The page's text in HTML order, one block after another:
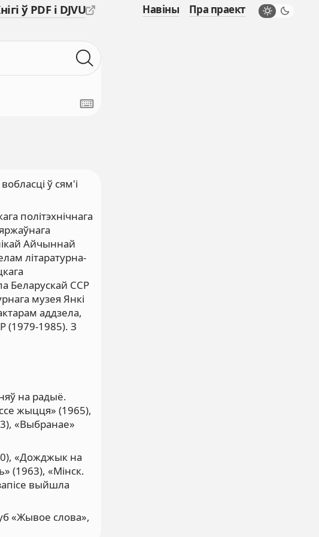
ў PDF і DJVU Навіны Пра праект
ў сям'і
політэхнічнага
Айчыннай
літаратурна-
Беларускай ССР
музея Янкі
аддзела,
(1979-1985). З
на радыё.
жыцця» (1965),
«Выбранае»
«Дожджык на
(1963), «Мінск.
выйшла
«Жывое слова»,